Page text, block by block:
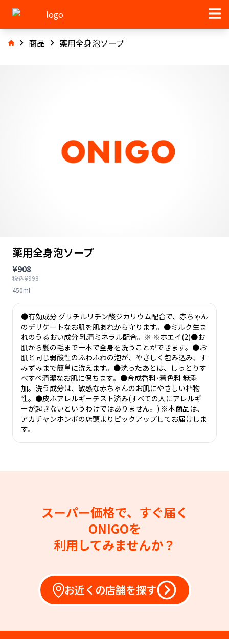
商品 薬用全身泡ソープ
薬用全身泡ソープ
¥908
税込¥998
450ml
●有効成分 グリチルリチン酸ジカリウム配合で、赤ちゃん
のデリケートなお肌を肌あれから守ります。●ミルク生ま
れのうるおい成分 乳清ミネラル配合。※ ※ホエイ(2)●お
肌から髪の毛まで一本で全身を洗うことができます。●お
肌と同じ弱酸性のふわふわの泡が、やさしく包み込み、す
みずみまで簡単に洗えます。●洗ったあとは、しっとりす
べすべ清潔なお肌に保ちます。●合成香料･着色料 無添
加。洗う成分は、敏感な赤ちゃんのお肌にやさしい植物
性。●皮ふアレルギーテスト済み(すべての人にアレルギ
ーが起きないというわけではありません。) ※本商品は、
アカチャンホンポの店頭よりピックアップしてお届けしま
す。
スーパー価格で、すぐ届く
ONIGOを
利用してみませんか？
お近くの店舗を探す